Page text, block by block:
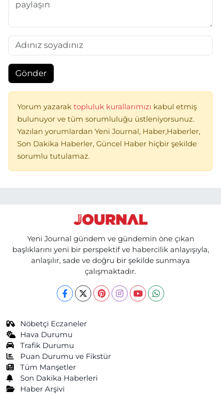
Gönder
Yorum yazarak topluluk kurallarımızı kabul etmiş
bulunuyor ve tüm sorumluluğu üstleniyorsunuz.
Yazılan yorumlardan Yeni Journal, Haber,Haberler,
Son Dakika Haberler, Güncel Haber hiçbir şekilde
sorumlu tutulamaz.
Yeni Journal gündem ve gündemin öne çıkan
başlıklarını yeni bir perspektif ve habercilik anlayışıyla,
anlaşılır, sade ve doğru bir şekilde sunmaya
çalışmaktadır.
Nöbetçi Eczaneler
Hava Durumu
Trafik Durumu
Puan Durumu ve Fikstür
Tüm Manşetler
Son Dakika Haberleri
Haber Arşivi